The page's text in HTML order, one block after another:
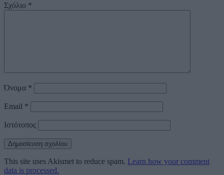
Σχόλιο *
Όνομα *
Email *
Ιστότοπος
This site uses Akismet to reduce spam. Learn how your comment
data is processed.